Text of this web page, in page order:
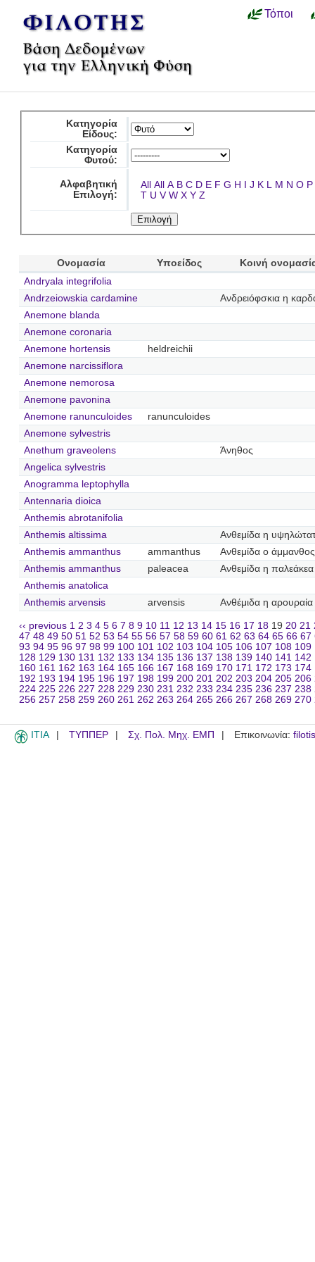
Τόποι
Κατηγορία
Είδους:
Κατηγορία
Φυτού:
Αλφαβητική
Επιλογή:
All All A B C D E F G H I J K L M N O P
T U V W X Y Z
Ονομασία Υποείδος
Κοινή
Andryala integrifolia
Andrzeiowskia cardamine
Ανδρειόφσκια η
Anemone blanda
Anemone coronaria
Anemone hortensis
heldreichii
Anemone narcissiflora
Anemone nemorosa
Anemone pavonina
Anemone ranunculoides
ranunculoides
Anemone sylvestris
Anethum graveolens
Άνηθος
Angelica sylvestris
Anogramma leptophylla
Antennaria dioica
Anthemis abrotanifolia
Anthemis altissima
Ανθεμίδα η
Anthemis ammanthus
ammanthus
Ανθεμίδα ο άμμανθος
Anthemis ammanthus
paleacea
Ανθεμίδα η παλεάκεα
Anthemis anatolica
Anthemis arvensis
arvensis Ανθέμιδα η αρουραία
‹‹ previous 1 2 3 4 5 6 7 8 9 10 11 12 13 14 15 16 17 18 19 20 21
47 48 49 50 51 52 53 54 55 56 57 58 59 60 61 62 63 64 65 66 67
93 94 95 96 97 98 99 100 101 102 103 104 105 106 107 108 109
128 129 130 131 132 133 134 135 136 137 138 139 140 141 142
160 161 162 163 164 165 166 167 168 169 170 171 172 173 174
192 193 194 195 196 197 198 199 200 201 202 203 204 205 206
224 225 226 227 228 229 230 231 232 233 234 235 236 237 238
256 257 258 259 260 261 262 263 264 265 266 267 268 269 270
ITIA ΤΥΠΠΕΡ Σχ. Πολ. Μηχ. ΕΜΠ Επικοινωνία: